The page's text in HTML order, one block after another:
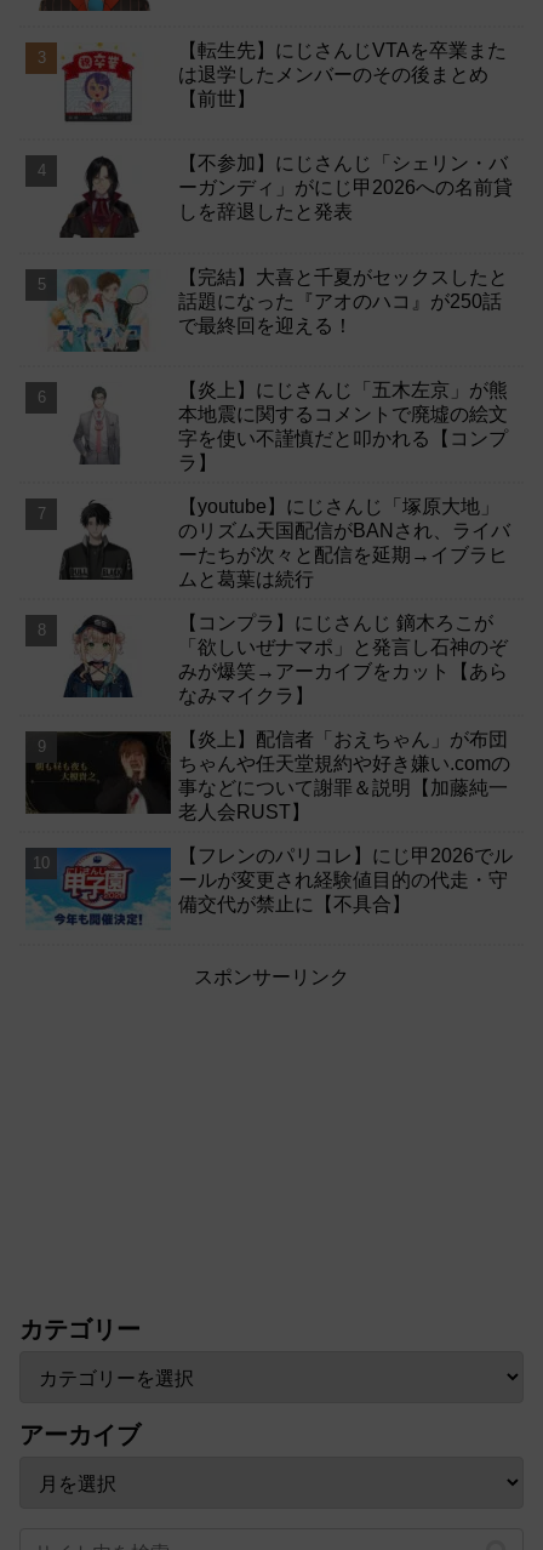
【転生先】にじさんじVTAを卒業また
は退学したメンバーのその後まとめ
【前世】
【不参加】にじさんじ「シェリン・バ
ーガンディ」がにじ甲2026への名前貸
しを辞退したと発表
【完結】大喜と千夏がセックスしたと
話題になった『アオのハコ』が250話
で最終回を迎える！
【炎上】にじさんじ「五木左京」が熊
本地震に関するコメントで廃墟の絵文
字を使い不謹慎だと叩かれる【コンプ
ラ】
【youtube】にじさんじ「塚原大地」
のリズム天国配信がBANされ、ライバ
ーたちが次々と配信を延期→イブラヒ
ムと葛葉は続行
【コンプラ】にじさんじ 鏑木ろこが
「欲しいぜナマポ」と発言し石神のぞ
みが爆笑→アーカイブをカット【あら
なみマイクラ】
【炎上】配信者「おえちゃん」が布団
ちゃんや任天堂規約や好き嫌い.comの
事などについて謝罪＆説明【加藤純一
老人会RUST】
【フレンのパリコレ】にじ甲2026でル
ールが変更され経験値目的の代走・守
備交代が禁止に【不具合】
スポンサーリンク
カテゴリー
アーカイブ